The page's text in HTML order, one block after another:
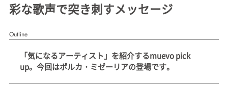
人気ワード
#VTuber/VSinger #男性 #女性 #バ美肉 #男の娘
MENU
記事一覧
彩な歌声で突き刺すメッセージ
Outline
「気になるアーティスト」を紹介するmuevo pick
up。今回はポルカ・ミゼーリアの登場です。